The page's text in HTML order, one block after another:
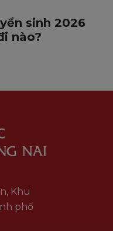
sinh 2026
nào?
Khu
phố